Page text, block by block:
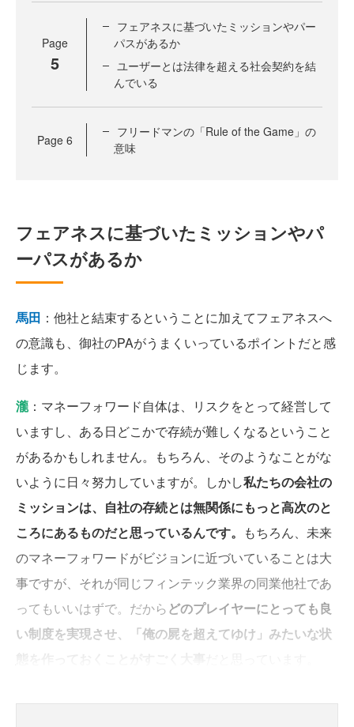
Page
5
フェアネスに基づいたミッションやパー
パスがあるか
ユーザーとは法律を超える社会契約を結
んでいる
Page 6
フリードマンの「Rule of the Game」の
意味
フェアネスに基づいたミッションやパ
ーパスがあるか
馬田 ：他社と結束するということに加えてフェアネスへ
の意識も、御社のPAがうまくいっているポイントだと感
じます。
瀧 ：マネーフォワード自体は、リスクをとって経営して
いますし、ある日どこかで存続が難しくなるということ
があるかもしれません。もちろん、そのようなことがな
いように日々努力していますが。しかし私たちの会社の
ミッションは、自社の存続とは無関係にもっと高次のと
ころにあるものだと思っているんです。 もちろん、未来
のマネーフォワードがビジョンに近づいていることは大
事ですが、それが同じフィンテック業界の同業他社であ
ってもいいはずで。だからどのプレイヤーにとっても良
い制度を実現させ、「俺の屍を超えてゆけ」みたいな状